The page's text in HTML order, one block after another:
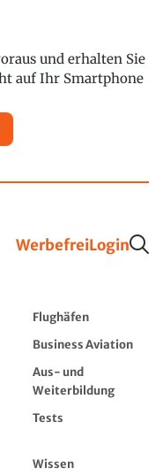
und erhalten Sie
auf Ihr Smartphone
WerbefreiLogin
Flughäfen
Business Aviation
Aus- und
Weiterbildung
Tests
Wissen